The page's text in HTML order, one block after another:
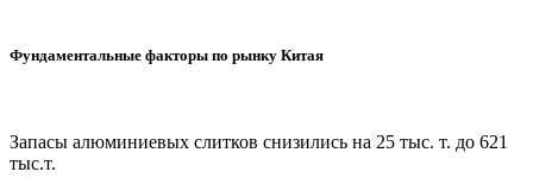
Фундаментальные факторы по рынку Китая
Запасы алюминиевых слитков снизились на 25 тыс. т. до 621
тыс.т.